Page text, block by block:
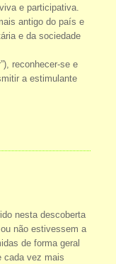
e participativa.
antigo do país e
e da sociedade
reconhecer-se e
a estimulante
nesta descoberta
não estivessem a
de forma geral
cada vez mais